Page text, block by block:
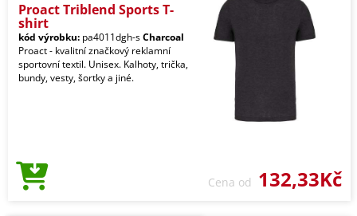
Proact Triblend Sports T-
shirt
kód výrobku: pa4011dgh-sCharcoal
Proact - kvalitní značkový reklamní
sportovní textil. Unisex. Kalhoty, trička,
bundy, vesty, šortky a jiné.
Cena od 132,33Kč